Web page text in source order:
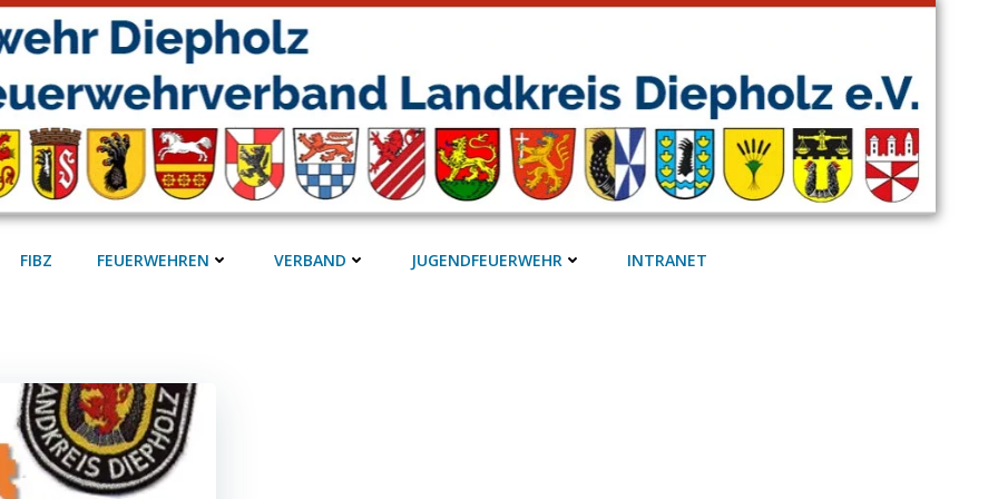
FIBZ FEUERWEHREN VERBAND JUGENDFEUERWEHR INTRANET